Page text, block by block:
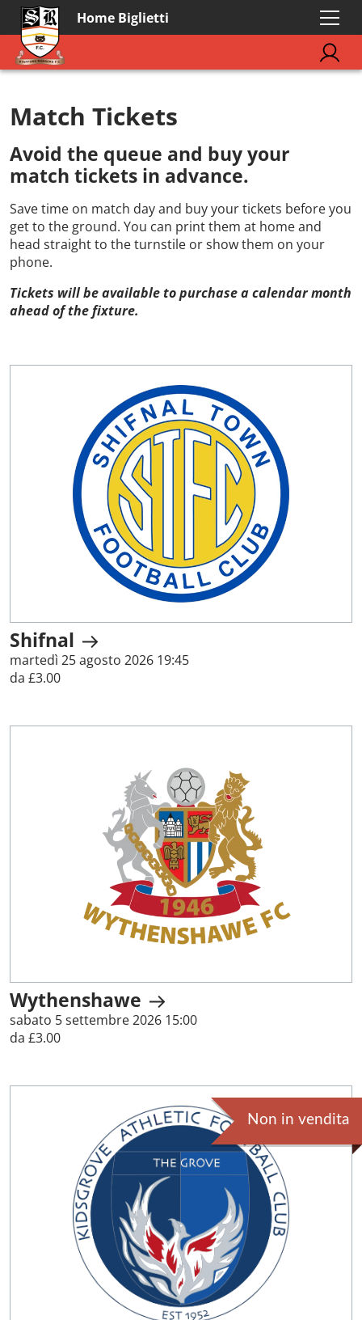
Home Biglietti
Match Tickets
Avoid the queue and buy your
match tickets in advance.
Save time on match day and buy your tickets before you
get to the ground. You can print them at home and
head straight to the turnstile or show them on your
phone.
Tickets will be available to purchase a calendar month
ahead of the fixture.
Shifnal
martedì 25 agosto 2026 19:45
da £3.00
Wythenshawe
sabato 5 settembre 2026 15:00
da £3.00
Non in vendita